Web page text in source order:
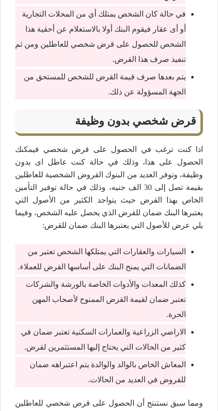
في حالة كان الشخص يمتلك أي من المحلات التجارية
أو أى عقار فيقوم البنك أولا بالاستعلام عن أحقية هذا
الشخص للحصول على قرض شخصي للعاطلين ومن ثم
تنفيذ صرف هذا القرض.
يتم بعدها صرف قيمة القرض للشخص للمستحق من
الجهة المسؤولة عن ذلك.
قرض شخصي بدون وظيفة
اذا كنت ترغب في الحصول على قرض شخصي فيمكنك
الحصول على هذا، وذلك في حالة كنت عاطل اى بدون
وظيفة، وتوفر العديد من البنوك القروض الشخصية للعاطلين
بقيمة تصل إلى 30 الف جنيه، وذلك في حالة توفير التأمين
الخاص بهذا القرض حيث يتواجد الكثير من الأصول التي
يعتبرها البنك ضمان للقرض الذي يحصل عليه الشخص، وفيما
يلي عرض للأصول التي يعتبرها البنك ضمان للقرض:
السيارات والعقارات التي يمتلكها الشخص تعتبر من
الضمانات التي يمنح البنك على أساسها القرض للعملاء.
كذلك المعدات والأدوات الخاصة بالورشة والشركات
تعتبر ضمان لقيمة القرض الممنوح لأصحاب المهن
الحرة.
الاراضي الزراعية والعمارات السكنية تعتبر ضمان في
كثير من الحالات التي يحتاج إليها المستثمرين لقرض.
المعاش الخاص بالوالد والوالدة يتم اعتبراهه ضمان
للقروض في العديد من الحالات.
ومما سبق نستنتج أن الحصول على قرض شخصي للعاطلين